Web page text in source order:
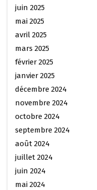
juin 2025
mai 2025
avril 2025
mars 2025
février 2025
janvier 2025
décembre 2024
novembre 2024
octobre 2024
septembre 2024
août 2024
juillet 2024
juin 2024
mai 2024